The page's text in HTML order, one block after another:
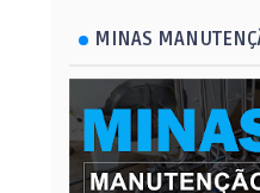
MINAS